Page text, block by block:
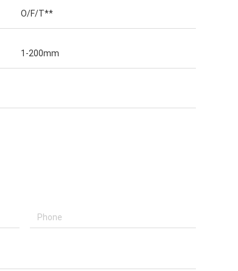
O/F/T**
1-200mm